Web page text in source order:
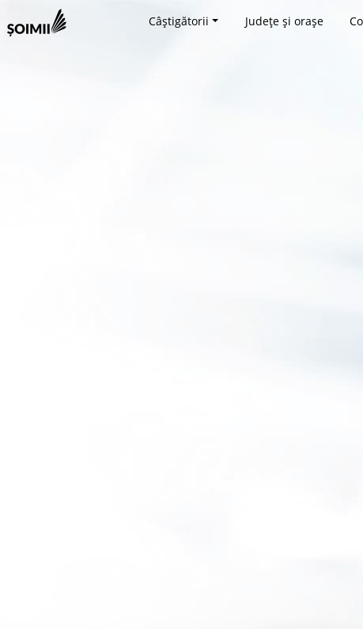
Câștigătorii Județe și orașe